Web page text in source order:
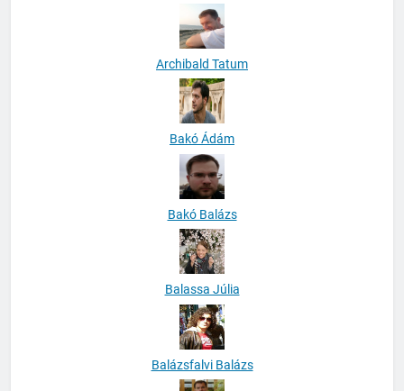
Archibald Tatum
Bakó Ádám
Bakó Balázs
Balassa Júlia
Balázsfalvi Balázs